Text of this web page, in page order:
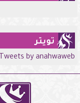
تويتر
Tweets by anahwaweb